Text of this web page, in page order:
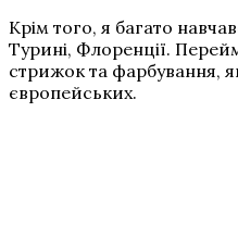
Крім того, я багато
Турині, Флоренції.
стрижок та фарбування,
європейських.